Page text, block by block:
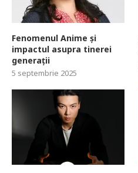
Fenomenul Anime și
impactul asupra tinerei
generații
5 septembrie 2025